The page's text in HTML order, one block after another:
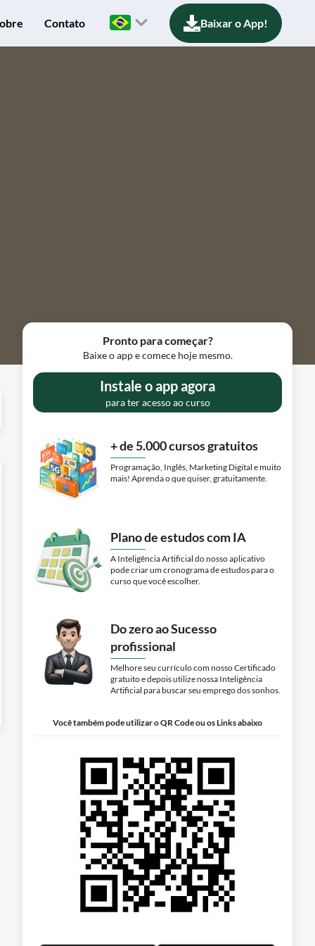
Contato Baixar o App!
Pronto para começar?
Baixe o app e comece hoje mesmo.
Instale o app agora
para ter acesso ao curso
+ de 5.000 cursos gratuitos
Programação, Inglês, Marketing Digital e muito
mais! Aprenda o que quiser, gratuitamente.
Plano de estudos com IA
A Inteligência Artificial do nosso aplicativo
pode criar um cronograma de estudos para o
curso que você escolher.
Do zero ao Sucesso
profissional
Melhore seu currículo com nosso Certificado
gratuito e depois utilize nossa Inteligência
Artificial para buscar seu emprego dos sonhos.
Você também pode utilizar o QR Code ou os Links abaixo